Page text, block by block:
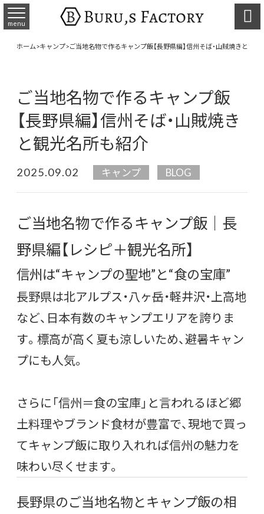
menu 
ホーム>キャンプ>ご当地名物で作るキャンプ飯【長野県編】信州そば・山賊焼きと観
ご当地名物で作るキャンプ飯
【長野県編】信州そば・山賊焼き
と観光名所も紹介
2025.09.02 キャンプ BLOG
ご当地名物で作るキャンプ飯｜長
野県編【レシピ＋観光名所】
信州は“キャンプの聖地”と“食の宝庫”
長野県は北アルプス・八ヶ岳・軽井沢・上高地
など、日本有数のキャンプエリアを誇りま
す。標高が高く夏も涼しいため、避暑キャン
プにも人気。
さらに「信州＝食の宝庫」と言われるほど郷
土料理やブランド食材が豊富で、現地で買っ
てキャンプ飯に取り入れれば信州の魅力を
味わい尽くせます。
長野県のご当地名物とキャンプ飯の相